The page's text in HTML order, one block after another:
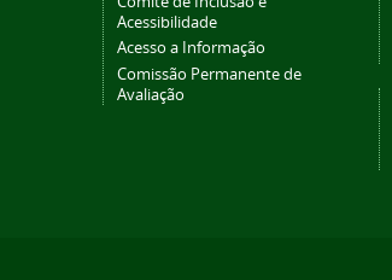
Acessibilidade
Acesso a Informação
Comissão Permanente de
Avaliação